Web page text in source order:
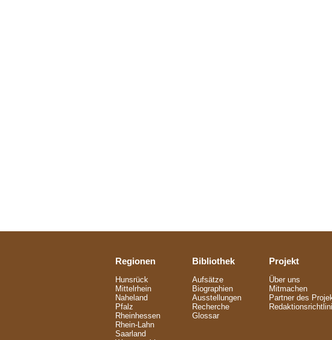
Regionen
Hunsrück
Mittelrhein
Naheland
Pfalz
Rheinhessen
Rhein-Lahn
Saarland
Bibliothek
Aufsätze
Biographien
Ausstellungen
Recherche
Glossar
Projekt
Über uns
Mitmachen
Partner des